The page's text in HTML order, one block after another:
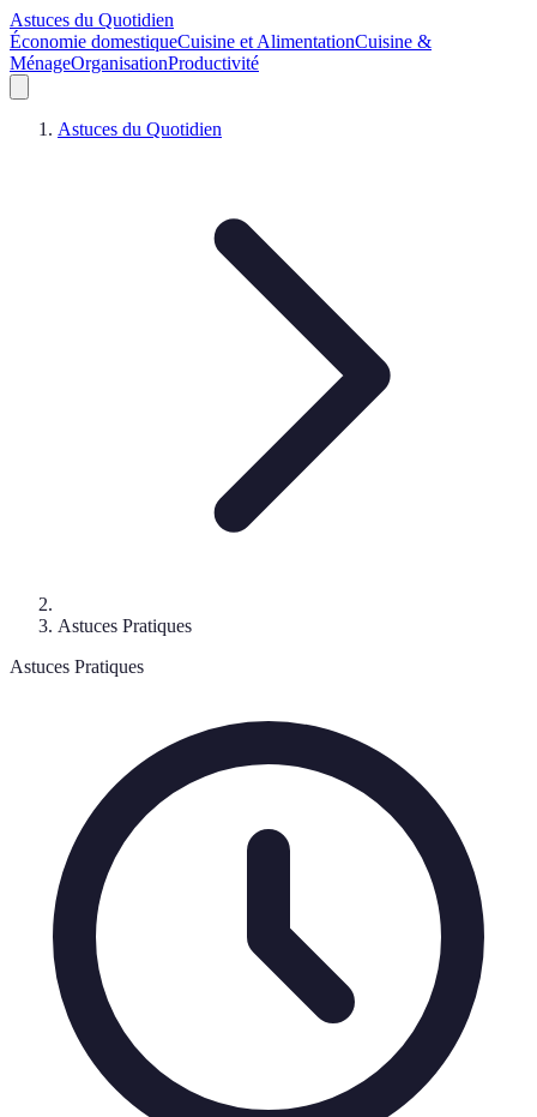
Astuces du Quotidien
Économie domestiqueCuisine et AlimentationCuisine &
MénageOrganisationProductivité
Astuces du Quotidien
Astuces Pratiques
Astuces Pratiques